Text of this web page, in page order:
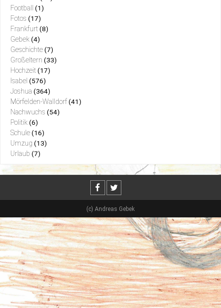
Football (1)
Fotos (17)
Frankfurt (8)
Gebek (4)
Geschichte (7)
Großeltern (33)
Hochzeit (17)
Isabel (576)
Joshua (364)
Mörfelden-Walldorf (41)
Nachwuchs (54)
Politik (6)
Schule (16)
Umzug (13)
Urlaub (7)
(c) Andreas Gebek